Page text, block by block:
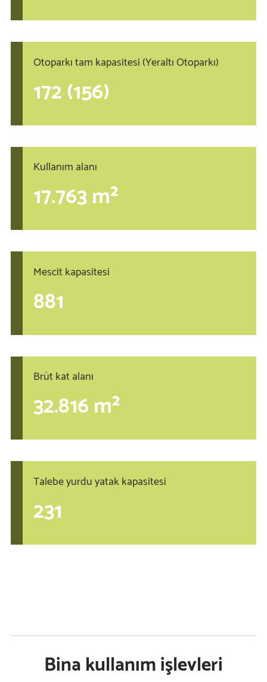
Otoparkı tam kapasitesi (Yeraltı Otoparkı)
172 (156)
Kullanım alanı
17.763 m²
Mescit kapasitesi
881
Brüt kat alanı
32.816 m²
Talebe yurdu yatak kapasitesi
231
Bina kullanım işlevleri